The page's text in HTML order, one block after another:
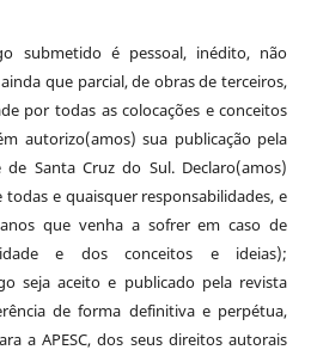
submetido é pessoal, inédito, não
que parcial, de obras de terceiros,
por todas as colocações e conceitos
autorizo(amos) sua publicação pela
Santa Cruz do Sul. Declaro(amos)
todas e quaisquer responsabilidades, e
que venha a sofrer em caso de
e dos conceitos e ideias);
seja aceito e publicado pela revista
de forma definitiva e perpétua,
a APESC, dos seus direitos autorais